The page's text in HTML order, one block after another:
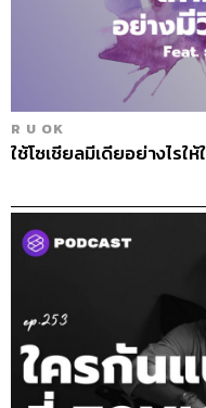
Show Creatorอธิษฐาน
Episode Producer &
Sound Designer &
Coordinator & Admin
Art Directorอนงค์นาฏ
Proofreaderภาสิณี เพิ่
TAGS: The
พูดต่อหน้าสาธารณ
จิตวิทยา
จิตแพทย์
พอดแคสต์
R U OK
ใช้โซเชียลมีเดียอย่างไร